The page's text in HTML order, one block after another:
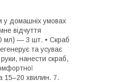
у домашніх умовах
відчуття
мл) — 3 шт. • Скраб
та усуває
нанести скраб,
15–20 хвилин. 7.